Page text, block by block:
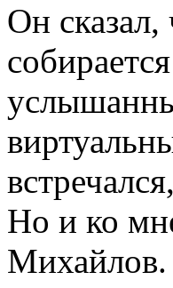
Он
Но и ко
Михайлов.